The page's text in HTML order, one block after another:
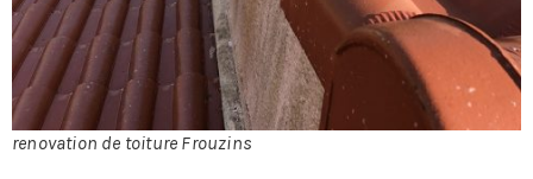
renovation de toiture Frouzins